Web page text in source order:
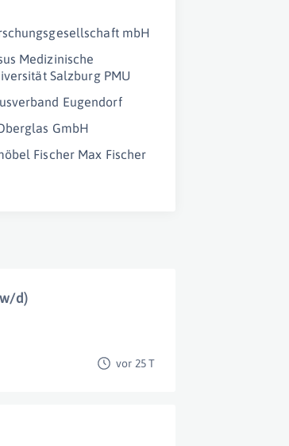
mbH
Medizinische
Salzburg PMU
Eugendorf
GmbH
Fischer Max Fischer
d)
vor 25 T